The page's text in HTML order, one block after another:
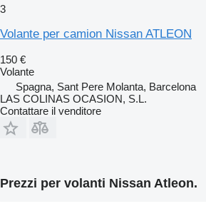
3
Volante per camion Nissan ATLEON
150 €
Volante
Spagna, Sant Pere Molanta, Barcelona
LAS COLINAS OCASION, S.L.
Contattare il venditore
Prezzi per volanti Nissan Atleon.